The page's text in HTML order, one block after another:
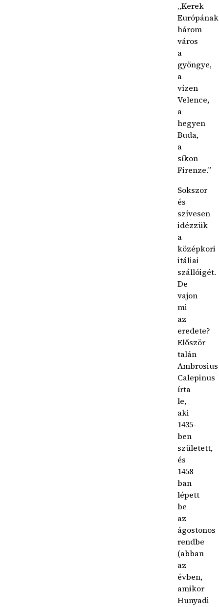
„Kerek
Európának
három
város
a
gyöngye,
a
vízen
Velence,
a
hegyen
Buda,
a
síkon
Firenze.”
Sokszor
és
szívesen
idézzük
a
középkori
itáliai
szállóigét.
De
vajon
mi
az
eredete?
Először
talán
Ambrosius
Calepinus
írta
le,
aki
1435-
ben
született,
és
1458-
ban
lépett
be
az
ágostonos
rendbe
(abban
az
évben,
amikor
Hunyadi